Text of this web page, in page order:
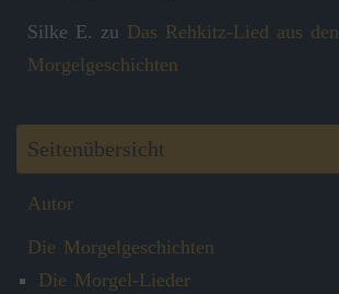
Silke E. zu Das Rehkitz-Lied aus den
Morgelgeschichten
Seitenübersicht
Autor
Die Morgelgeschichten
Die Morgel-Lieder